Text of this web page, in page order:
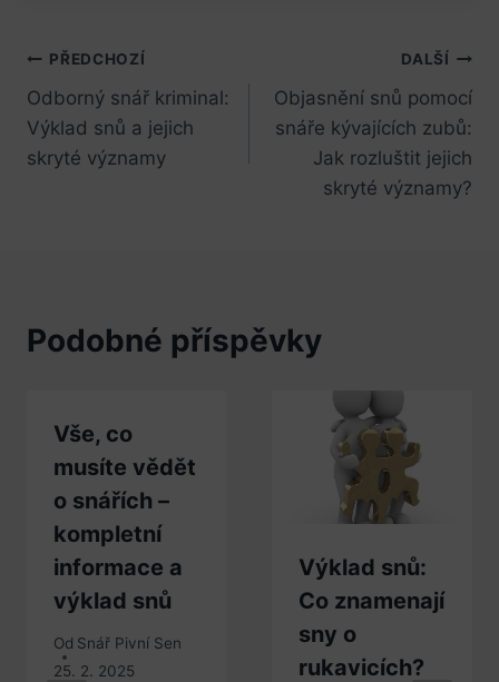
Navigace
pro
příspěvek
PŘEDCHOZÍ
Odborný snář kriminal:
Výklad snů a jejich
skryté významy
DALŠÍ
Objasnění snů pomocí
snáře kývajících zubů:
Jak rozluštit jejich
skryté významy?
Podobné příspěvky
Vše, co
musíte vědět
o snářích –
kompletní
informace a
výklad snů
Od Snář Pivní Sen
25. 2. 2025
Výklad snů:
Co znamenají
sny o
rukavicích?